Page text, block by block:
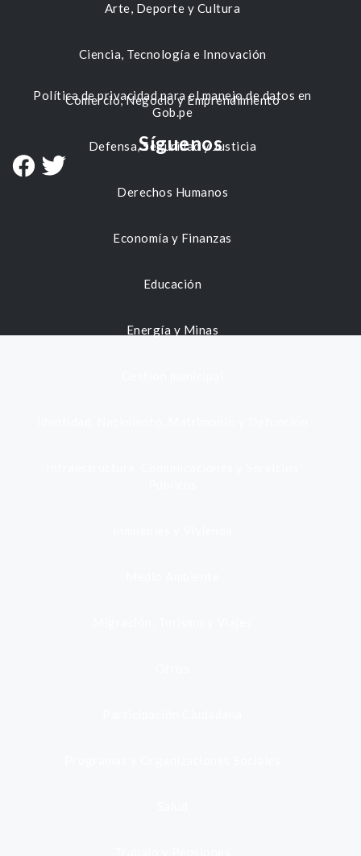
Arte, Deporte y Cultura
Ciencia, Tecnología e Innovación
Comercio, Negocio y Emprendimiento
Defensa, Seguridad y Justicia
Derechos Humanos
Economía y Finanzas
Educación
Energía y Minas
Política de privacidad para el manejo de datos en
Gob.pe
Síguenos